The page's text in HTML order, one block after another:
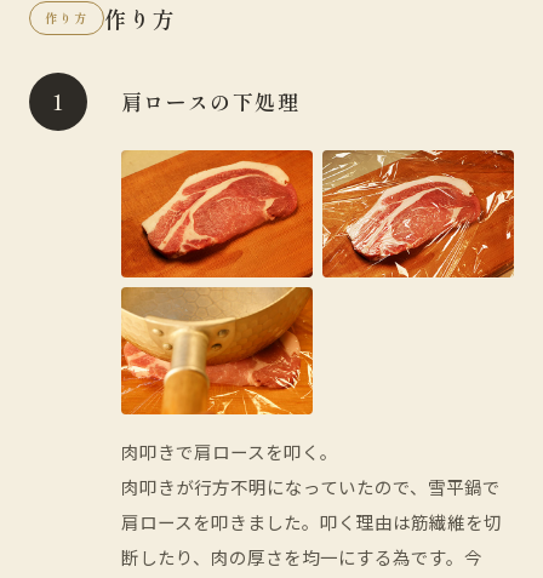
作り方 作り方
肩ロースの下処理
肉叩きで肩ロースを叩く。
肉叩きが行方不明になっていたので、雪平鍋で
肩ロースを叩きました。叩く理由は筋繊維を切
断したり、肉の厚さを均一にする為です。今